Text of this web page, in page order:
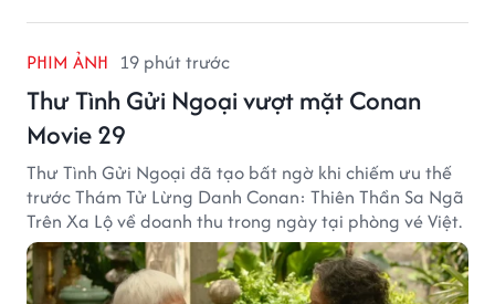
PHIM ẢNH 19 phút trước
Thư Tình Gửi Ngoại vượt mặt Conan
Movie 29
Thư Tình Gửi Ngoại đã tạo bất ngờ khi chiếm ưu thế
trước Thám Tử Lừng Danh Conan: Thiên Thần Sa Ngã
Trên Xa Lộ về doanh thu trong ngày tại phòng vé Việt.